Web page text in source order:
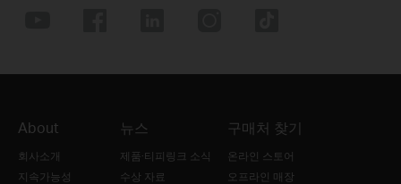
About
회사소개
지속가능성
뉴스
제품·티피링크 소식
수상 자료
구매처 찾기
온라인 스토어
오프라인 매장